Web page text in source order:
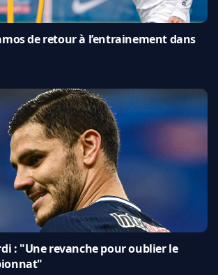
de retour à l’entrainement dans
: "Une revanche pour oublier le